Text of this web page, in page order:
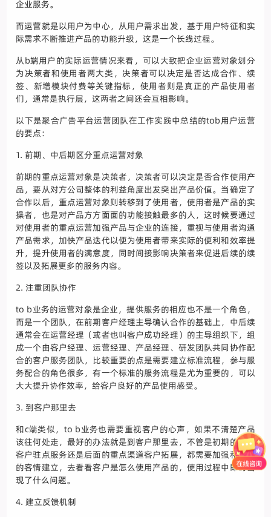
企业服务。
而运营就是以用户为中心，从用户需求出发，基于用户特征和实
际需求不断推进产品的功能升级，这是一个长线过程。
从b端用户的实际运营情况来看，可以大致把企业运营对象划分
为决策者和使用者两大类，决策者可以决定是否达成合作、续
签、新增模块付费等关键指标，使用者则是真正的产品使用者
们，通常是执行层，这两者之间还会互相影响。
以下是聚合广告平台运营团队在工作实践中总结的tob用户运营
的要点：
1. 前期、中后期区分重点运营对象
前期的重点运营对象是决策者，决策者可以决定是否合作使用产
品，要从对方公司整体的利益角度出发突出产品价值。当确定了
合作以后，重点运营对象则转移到了使用者，使用者是产品的实
操者，也是对产品方方面面的功能接触最多的人，这时候要通过
对使用者的重点运营加强产品与企业的连接，重视与使用者沟通
产品需求，加快产品迭代以便为使用者带来实际的便利和效率提
升，提升使用者的满意度，同时间接影响决策者来促进后续的续
签以及拓展更多的服务内容。
2. 注重团队协作
to b业务的运营对象是企业，提供服务的相应也不是一个角色，
而是一个团队，在前期客户经理主导确认合作的基础上，中后续
通常会在运营经理（或者也叫客户成功经理）的主导组织下，组
成一个由客户经理、运营经理、产品经理、研发团队共同协作配
合的客户服务团队，比较重要的点是需要建立标准流程，参与服
务配合的角色很多，有一个标准的服务流程是尤为重要的，可以
大大提升协作效率，给客户良好的产品使用感受。
3. 到客户那里去
和c端类似，to b业务也需要重视客户的心声，如果不清楚产品
该往何处走，最好的办法就是到客户那里去，不管是初期的种子
客户驻点服务还是后面的重点渠道客户拓展，都需要加强和客户
的客情建立，去看看客户是怎么使用产品的，使用过程中即时出
现了什么问题。
4. 建立反馈机制